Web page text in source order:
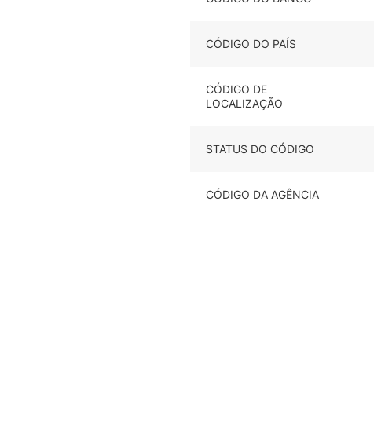
CÓDIGO DO PAÍS
CÓDIGO DE
LOCALIZAÇÃO
STATUS DO CÓDIGO
CÓDIGO DA AGÊNCIA